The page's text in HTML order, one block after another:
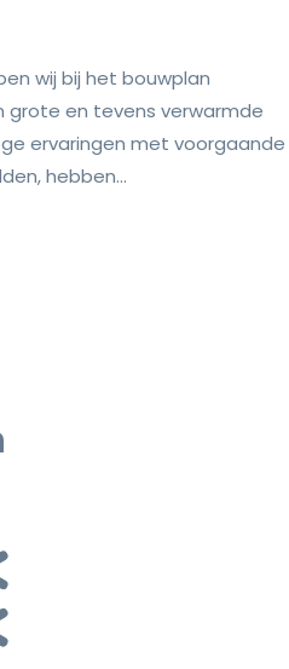
wij bij het bouwplan
grote en tevens verwarmde
ervaringen met voorgaande
hebben...